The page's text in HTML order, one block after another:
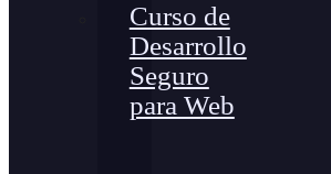
Curso de
Desarrollo
Seguro
para Web